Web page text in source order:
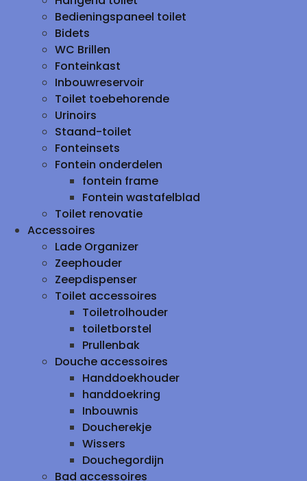
Bedieningspaneel toilet
Bidets
WC Brillen
Fonteinkast
Inbouwreservoir
Toilet toebehorende
Urinoirs
Staand-toilet
Fonteinsets
Fontein onderdelen
fontein frame
Fontein wastafelblad
Toilet renovatie
Accessoires
Lade Organizer
Zeephouder
Zeepdispenser
Toilet accessoires
Toiletrolhouder
toiletborstel
Prullenbak
Douche accessoires
Handdoekhouder
handdoekring
Inbouwnis
Doucherekje
Wissers
Douchegordijn
Bad accessoires